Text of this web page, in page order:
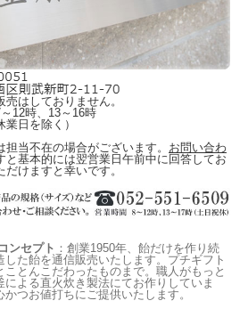
はしておりません。
12時、13～16時
業日を除く）
当不在の場合がございます。 お問い合わ
と基本的には翌営業日午前中に回答してお
けますと幸いです。
ンセプト ：創業1950年、飴だけを作り続
た飴を通信販売いたします。プチギフト
とんこだわったものまで。職人がもっと
による直火炊き製法にてお作りしていま
つお値打ちにご提供いたします。